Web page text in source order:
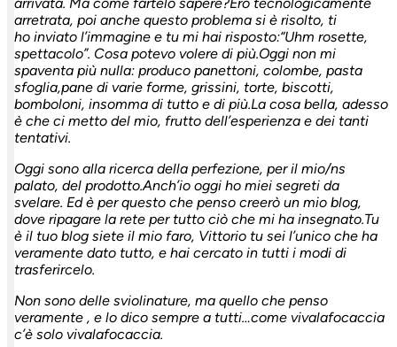
arretrata, poi anche questo problema si è risolto, ti
ho inviato l’immagine e tu mi hai risposto:“Uhm rosette,
spettacolo”. Cosa potevo volere di più.Oggi non mi
spaventa più nulla: produco panettoni, colombe, pasta
sfoglia,pane di varie forme, grissini, torte, biscotti,
bomboloni, insomma di tutto e di più.La cosa bella, adesso
è che ci metto del mio, frutto dell’esperienza e dei tanti
tentativi.
Oggi sono alla ricerca della perfezione, per il mio/ns
palato, del prodotto.Anch’io oggi ho miei segreti da
svelare. Ed è per questo che penso creerò un mio blog,
dove ripagare la rete per tutto ciò che mi ha insegnato.Tu
è il tuo blog siete il mio faro, Vittorio tu sei l’unico che ha
veramente dato tutto, e hai cercato in tutti i modi di
trasferircelo.
Non sono delle sviolinature, ma quello che penso
veramente , e lo dico sempre a tutti…come vivalafocaccia
c’è solo vivalafocaccia.